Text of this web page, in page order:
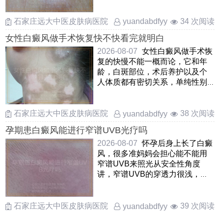
石家庄远大中医皮肤病医院
yuandabdfyy 34 次阅读
女性白癜风做手术恢复快不快看完就明白
2026-08-07 女性白癜风做手术恢
复的快慢不能一概而论，它和年
龄，白斑部位，术后养护以及个
人体质都有密切关系，单纯性别
石家庄远大中医皮肤病医院
yuandabdfyy 38 次阅读
孕期患白癜风能进行窄谱UVB光疗吗
2026-08-07 怀孕后身上长了白癜
风，很多准妈妈会担心能不能用
窄谱UVB来照光从安全性角度
讲，窄谱UVB的穿透力很浅，只
石家庄远大中医皮肤病医院
yuandabdfyy 39 次阅读